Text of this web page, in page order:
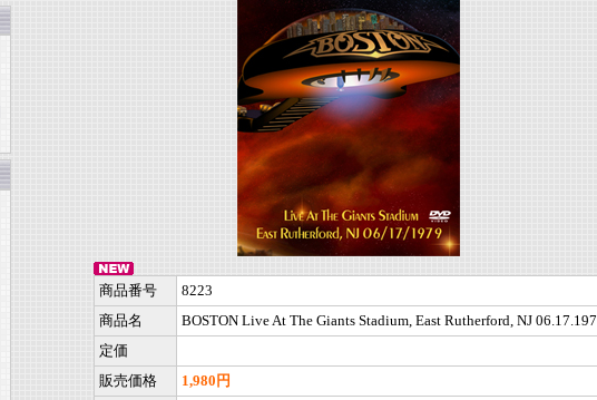
商品番号
8223
商品名
BOSTON Live At The Giants Stadium, East Rutherford, NJ 06.17.197
定価
販売価格
1,980円